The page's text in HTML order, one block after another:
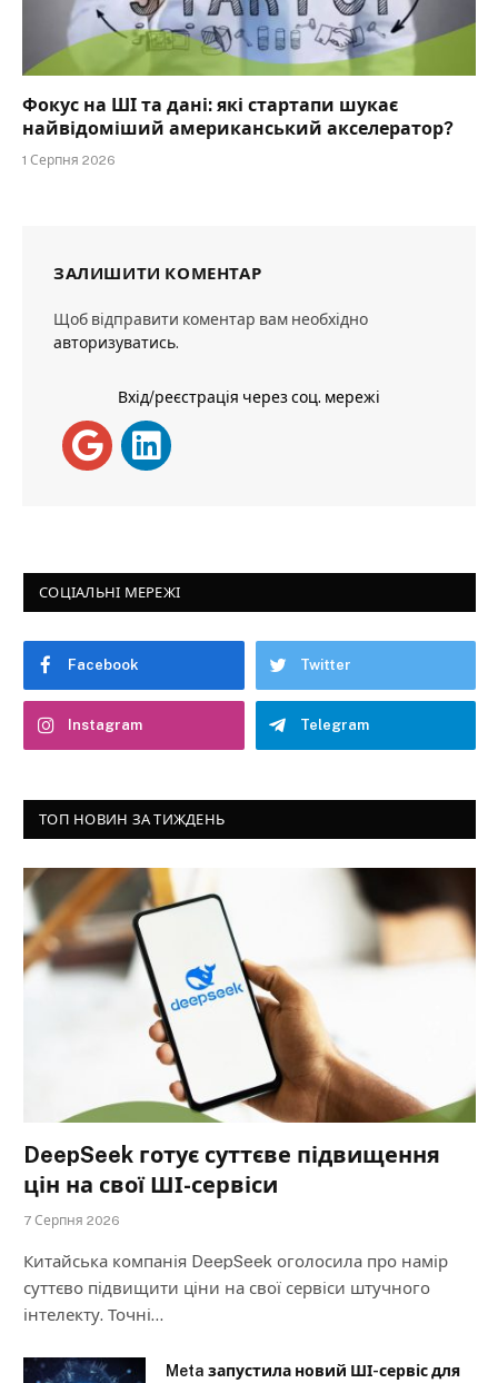
Фокус на ШІ та дані: які стартапи шукає
найвідоміший американський акселератор?
1 Серпня 2026
ЗАЛИШИТИ КОМЕНТАР
Щоб відправити коментар вам необхідно
авторизуватись.
Вхід/реєстрація через соц. мережі
СОЦІАЛЬНІ МЕРЕЖІ
Facebook Twitter
Instagram Telegram
ТОП НОВИН ЗА ТИЖДЕНЬ
DeepSeek готує суттєве підвищення
цін на свої ШІ-сервіси
7 Серпня 2026
Китайська компанія DeepSeek оголосила про намір
суттєво підвищити ціни на свої сервіси штучного
інтелекту. Точні…
Meta запустила новий ШІ-сервіс для